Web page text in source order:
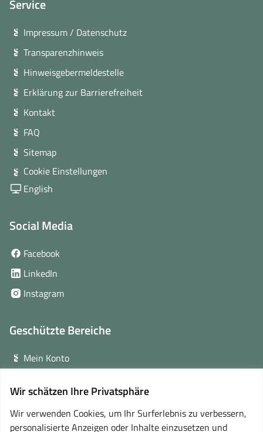
Wir schätzen Ihre Privatsphäre
Wir verwenden Cookies, um Ihr Surferlebnis zu verbessern,
personalisierte Anzeigen oder Inhalte einzusetzen und
Service
Impressum / Datenschutz
Transparenzhinweis
Hinweisgebermeldestelle
Erklärung zur Barrierefreiheit
Kontakt
FAQ
Sitemap
Cookie Einstellungen
English
Social Media
Facebook
Fenster)
LinkedIn
neuem
Instagram(öffnet
Fenster)
Geschützte Bereiche
Mein Konto
Online-Lernplattform(öffnet
in
neuem